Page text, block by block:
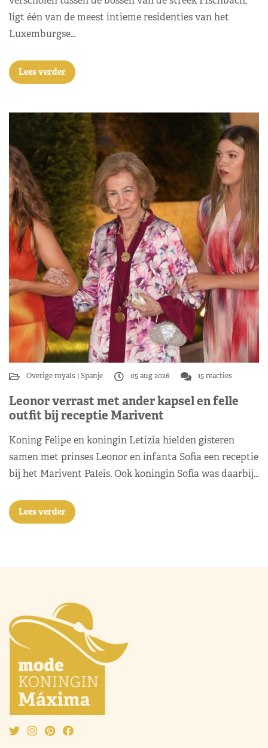
ligt één van de meest intieme residenties van het
Luxemburgse…
Lees verder
Overige royals Spanje 05 aug 2026 15 reacties
Leonor verrast met ander kapsel en felle
outfit bij receptie Marivent
Koning Felipe en koningin Letizia hielden gisteren
samen met prinses Leonor en infanta Sofia een receptie
bij het Marivent Paleis. Ook koningin Sofia was daarbij…
Lees verder